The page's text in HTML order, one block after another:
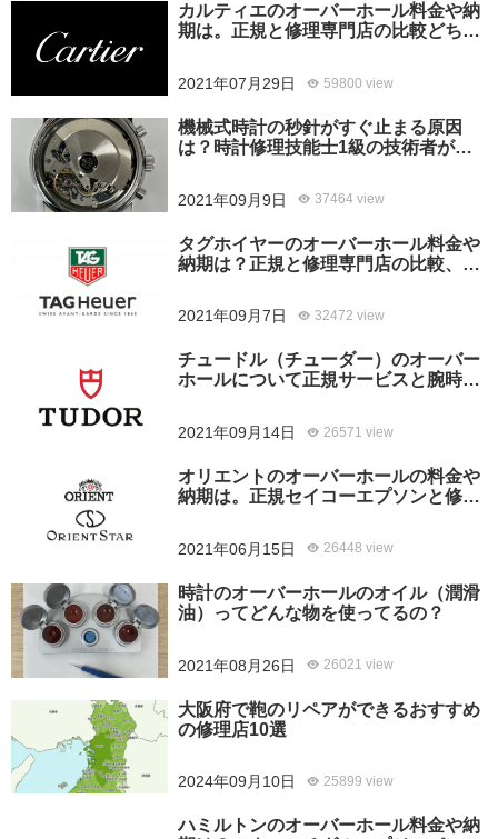
カルティエのオーバーホール料金や納
期は。正規と修理専門店の比較どちら
2021年07月29日 59800 view
機械式時計の秒針がすぐ止まる原因
は？時計修理技能士1級の技術者がお
2021年09月9日 37464 view
タグホイヤーのオーバーホール料金や
納期は？正規と修理専門店の比較、ど
2021年09月7日 32472 view
チュードル（チューダー）のオーバー
ホールについて正規サービスと腕時計
2021年09月14日 26571 view
オリエントのオーバーホールの料金や
納期は。正規セイコーエプソンと修理
2021年06月15日 26448 view
時計のオーバーホールのオイル（潤滑
油）ってどんな物を使ってるの？
2021年08月26日 26021 view
大阪府で鞄のリペアができるおすすめ
の修理店10選
2024年09月10日 25899 view
ハミルトンのオーバーホール料金や納